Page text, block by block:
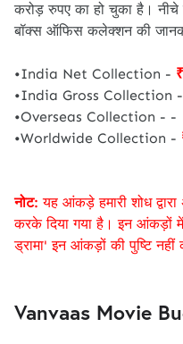
करोड़ रुपए का हो चुका है।
बॉक्स ऑफिस कलेक्शन की
•India Net Collection -
•India Gross Collection
•Overseas Collection - -
•Worldwide Collection -
नोट: यह आंकड़े हमारी शोध
करके दिया गया है। इन आंकड़ों
ड्रामा' इन आंकड़ों की पुष्टि नहीं
Vanvaas Movie